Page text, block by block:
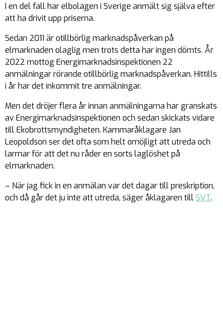
I en del fall har elbolagen i Sverige anmält sig själva efter
att ha drivit upp priserna.
Sedan 2011 är otillbörlig marknadspåverkan på
elmarknaden olaglig men trots detta har ingen dömts. År
2022 mottog Energimarknadsinspektionen 22
anmälningar rörande otillbörlig marknadspåverkan. Hittills
i år har det inkommit tre anmälningar.
Men det dröjer flera år innan anmälningarna har granskats
av Energimarknadsinspektionen och sedan skickats vidare
till Ekobrottsmyndigheten. Kammaråklagare Jan
Leopoldson ser det ofta som helt omöjligt att utreda och
larmar för att det nu råder en sorts laglöshet på
elmarknaden.
– När jag fick in en anmälan var det dagar till preskription,
och då går det ju inte att utreda, säger åklagaren tillSVT.